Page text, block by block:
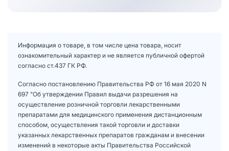
Информация о товаре, в том числе цена товара, носит
ознакомительный характер и не является публичной офертой
согласно ст.437 ГК РФ.
Согласно постановлению Правительства РФ от 16 мая 2020 N
697 "Об утверждении Правил выдачи разрешения на
осуществление розничной торговли лекарственными
препаратами для медицинского применения дистанционным
способом, осуществления такой торговли и доставки
указанных лекарственных препаратов гражданам и внесении
изменений в некоторые акты Правительства Российской